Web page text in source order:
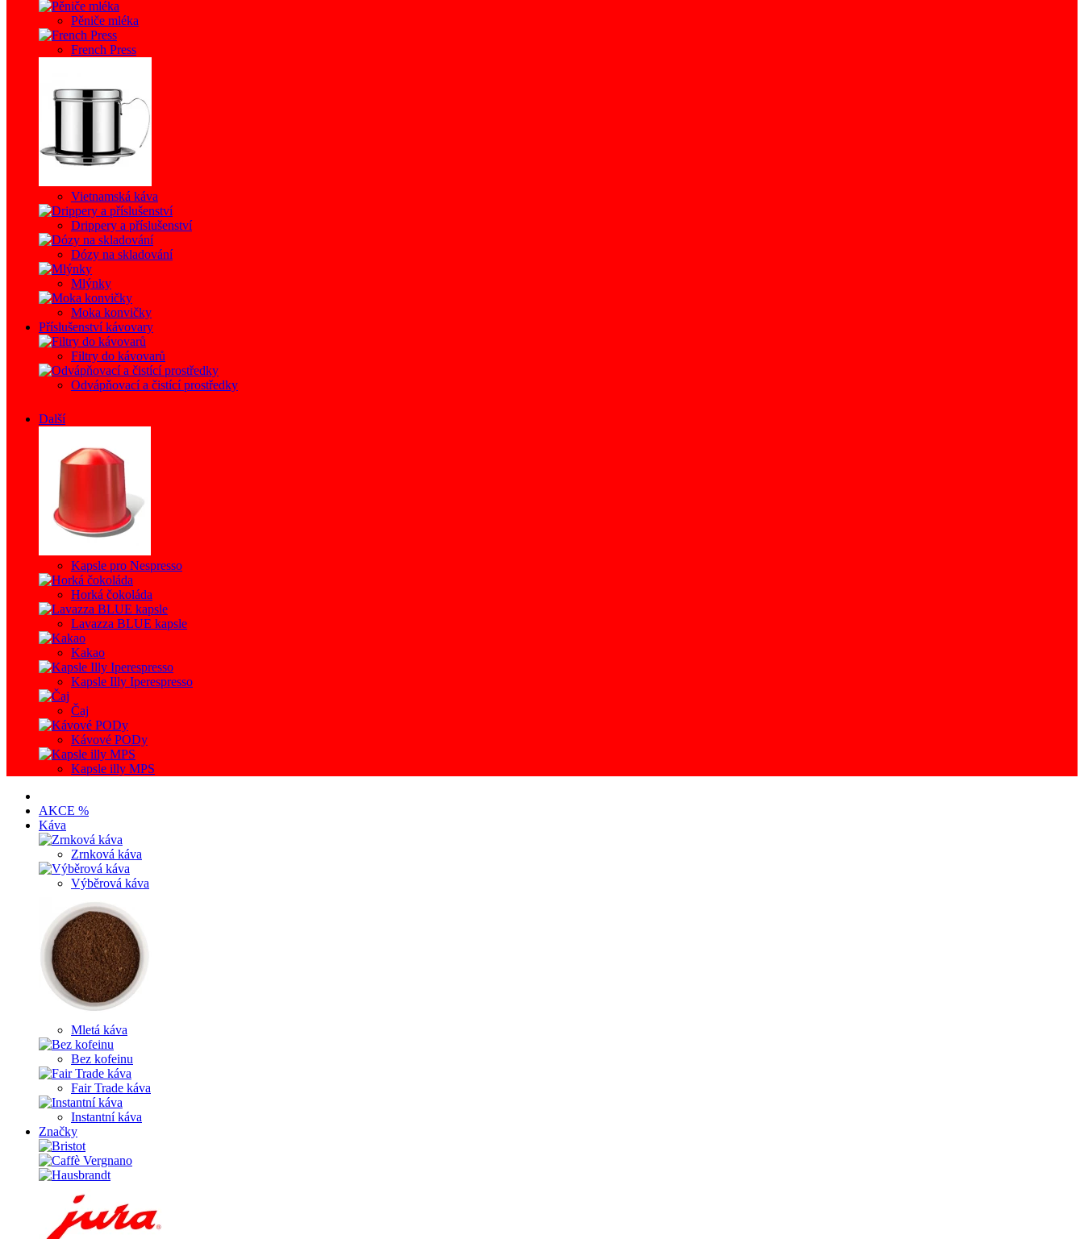
Pěniče mléka
French Press
Vietnamská káva
Drippery a příslušenství
Dózy na skladování
Mlýnky
Moka konvičky
Příslušenství kávovary
Filtry do kávovarů
Odvápňovací a čistící prostředky
Další
Kapsle pro Nespresso
Horká čokoláda
Lavazza BLUE kapsle
Kakao
Kapsle Illy Iperespresso
Čaj
Kávové PODy
Kapsle illy MPS
AKCE %
Káva
Zrnková káva
Výběrová káva
Mletá káva
Bez kofeinu
Fair Trade káva
Instantní káva
Značky